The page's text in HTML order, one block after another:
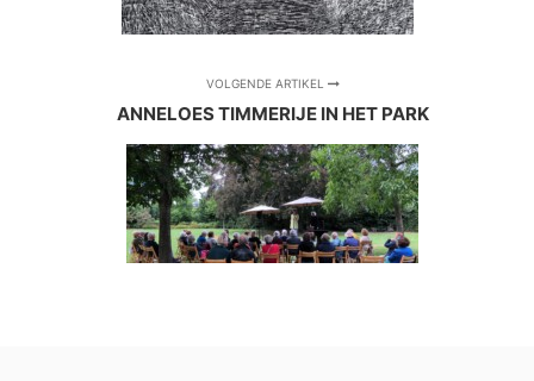
VOLGENDE ARTIKEL
ANNELOES TIMMERIJE IN HET PARK